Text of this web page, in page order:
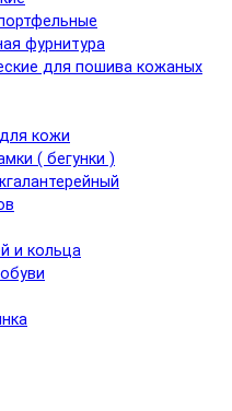
фурнитура
для пошива кожаных
кожи
( бегунки )
и кольца